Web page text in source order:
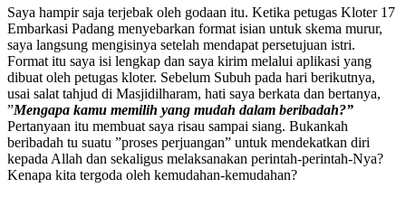
Saya hampir saja terjebak oleh godaan itu. Ketika petugas Kloter 17
Embarkasi Padang menyebarkan format isian untuk skema murur,
saya langsung mengisinya setelah mendapat persetujuan istri.
Format itu saya isi lengkap dan saya kirim melalui aplikasi yang
dibuat oleh petugas kloter. Sebelum Subuh pada hari berikutnya,
usai salat tahjud di Masjidilharam, hati saya berkata dan bertanya,
”Mengapa kamu memilih yang mudah dalam beribadah?”
Pertanyaan itu membuat saya risau sampai siang. Bukankah
beribadah tu suatu ”proses perjuangan” untuk mendekatkan diri
kepada Allah dan sekaligus melaksanakan perintah-perintah-Nya?
Kenapa kita tergoda oleh kemudahan-kemudahan?